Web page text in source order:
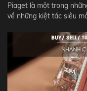
Piaget là một trong
về những kiệt tác siêu